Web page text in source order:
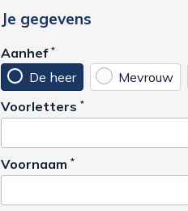
Je gegevens
Aanhef *
De heer Mevrouw
Voorletters *
Voornaam *